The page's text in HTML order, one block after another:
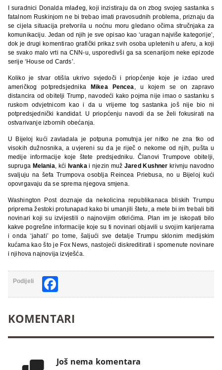
I suradnici Donalda mlađeg, koji inzistiraju da on zbog svojeg sastanka s
fatalnom Ruskinjom ne bi trebao imati pravosudnih problema, priznaju da
se cijela situacija pretvorila u noćnu moru gledano očima stručnjaka za
komunikaciju. Jedan od njih je sve opisao kao ‘uragan najviše kategorije’,
dok je drugi komentirao grafički prikaz svih osoba upletenih u aferu, a koji
se svako malo vrti na CNN-u, usporedivši ga sa scenarijom neke epizode
serije ‘House od Cards’.
Koliko je stvar otišla ukrivo svjedoči i priopćenje koje je izdao ured
američkog potpredsjednika Mikea Pencea
, u kojem se on zapravo
distancira od obitelji Trump, navodeći kako pojma nije imao o sastanku s
ruskom odvjetnicom kao i da u vrijeme tog sastanka još nije bio ni
potpredsjednički kandidat. U priopćenju navodi da se želi fokusirati na
ostvarivanje izbornih obećanja.
U Bijeloj kući zavladala je potpuna pomutnja jer nitko ne zna tko od
visokih dužnosnika, a uvjereni su da je riječ o nekome od njih, pušta u
medije informacije koje štete predsjedniku. Članovi Trumpove obitelji,
supruga Melania , kći Ivanka i njezin muž Jared Kushner krivnju navodno
svaljuju na šefa Trumpova osoblja Reincea Priebusa, no u Bijeloj kući
opovrgavaju da se sprema njegova smjena.
Washington Post doznaje da nekolicina republikanaca bliskih Trumpu
priprema žestoki protunapad kako bi umanjili štetu, a mete bi im trebali biti
novinari koji su izvijestili o najnovijim otkrićima. Plan im je iskopati bilo
kakve pogrešne informacije koje su ti novinari objavili u svojim karijerama
i onda ‘jahati’ po tome, šaljući sve detalje Trumpu sklonim medijskim
kućama kao što je Fox News, nastojeći diskreditirati i spomenute novinare
i njihova najnovija izvješća.
Podijeli
KOMENTARI
Još nema komentara